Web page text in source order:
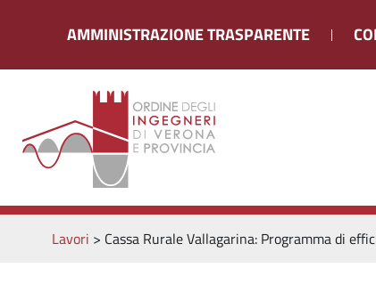
AMMINISTRAZIONE TRASPARENTE
Lavori > Cassa Rurale Vallagarina: Programma di